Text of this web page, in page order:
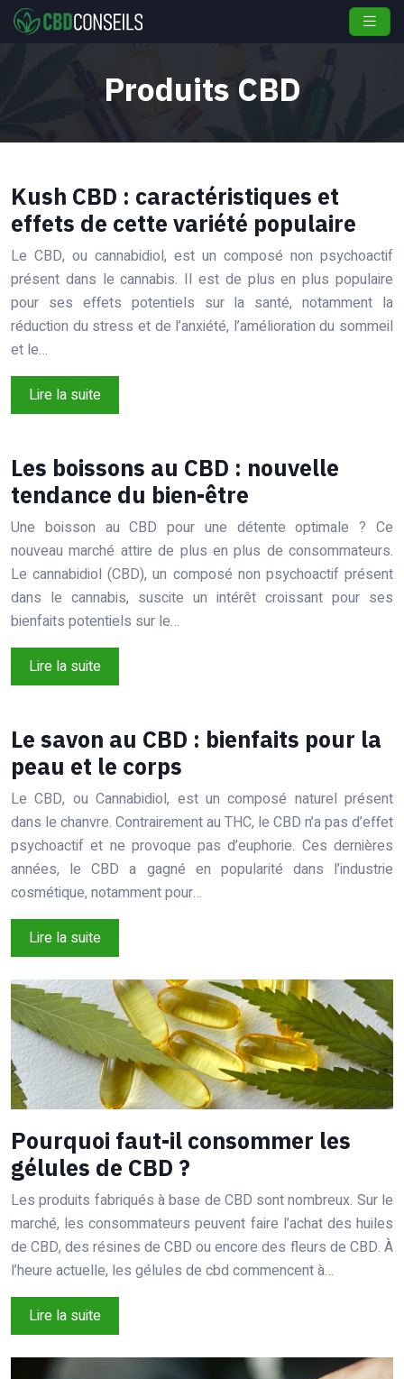
Produits CBD
Kush CBD : caractéristiques et
effets de cette variété populaire
Le CBD, ou cannabidiol, est un composé non psychoactif
présent dans le cannabis. Il est de plus en plus populaire
pour ses effets potentiels sur la santé, notamment la
réduction du stress et de l’anxiété, l’amélioration du sommeil
et le…
Lire la suite
Les boissons au CBD : nouvelle
tendance du bien-être
Une boisson au CBD pour une détente optimale ? Ce
nouveau marché attire de plus en plus de consommateurs.
Le cannabidiol (CBD), un composé non psychoactif présent
dans le cannabis, suscite un intérêt croissant pour ses
bienfaits potentiels sur le…
Lire la suite
Le savon au CBD : bienfaits pour la
peau et le corps
Le CBD, ou Cannabidiol, est un composé naturel présent
dans le chanvre. Contrairement au THC, le CBD n’a pas d’effet
psychoactif et ne provoque pas d’euphorie. Ces dernières
années, le CBD a gagné en popularité dans l’industrie
cosmétique, notamment pour…
Lire la suite
Pourquoi faut-il consommer les
gélules de CBD ?
Les produits fabriqués à base de CBD sont nombreux. Sur le
marché, les consommateurs peuvent faire l’achat des huiles
de CBD, des résines de CBD ou encore des fleurs de CBD. À
l’heure actuelle, les gélules de cbd commencent à…
Lire la suite